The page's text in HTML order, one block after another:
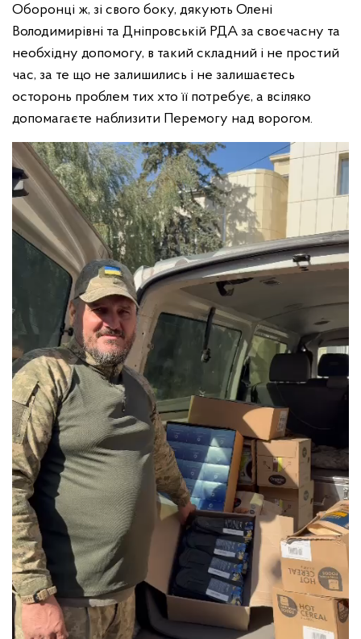
Оборонці ж, зі свого боку, дякують Олені
Володимирівні та Дніпровській РДА за своєчасну та
необхідну допомогу, в такий складний і не простий
час, за те що не залишились і не залишаєтесь
осторонь проблем тих хто її потребує, а всіляко
допомагаєте наблизити Перемогу над ворогом.